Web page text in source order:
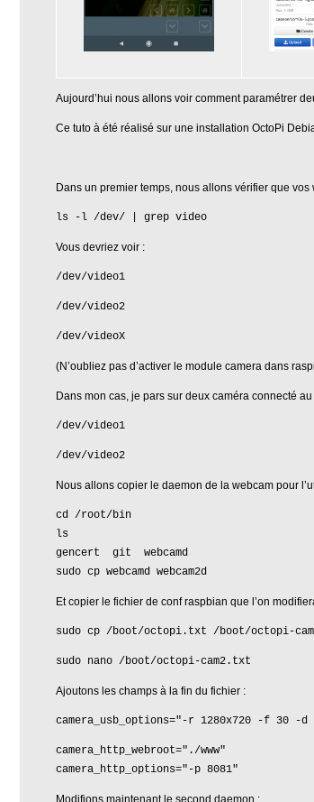
Aujourd’hui nous allons voir comment paramétrer
Ce tuto à été réalisé sur une installation OctoPi
Dans un premier temps, nous allons vérifier que
ls -l /dev/ | grep video
Vous devriez voir :
/dev/video1
/dev/video2
/dev/videoX
(N’oubliez pas d’activer le module camera dans
Dans mon cas, je pars sur deux caméra connecté
/dev/video1
/dev/video2
Nous allons copier le daemon de la webcam pour
cd /root/bin
ls
gencert git webcamd
sudo cp webcamd webcam2d
Et copier le fichier de conf raspbian que l’on
sudo cp /boot/octopi.txt /boot/octopi-
sudo nano /boot/octopi-cam2.txt
Ajoutons les champs à la fin du fichier :
camera_usb_options="-r 1280x720 -f 30 -
camera_http_webroot="./www"
camera_http_options="-p 8081"
Modifions maintenant le second daemon :